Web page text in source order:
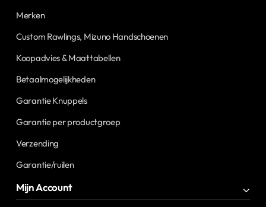
Merken
Custom Rawlings, Mizuno Handschoenen
Koopadvies & Maattabellen
Betaalmogelijkheden
Garantie Knuppels
Garantie per productgroep
Verzending
Garantie/ruilen
Mijn Account